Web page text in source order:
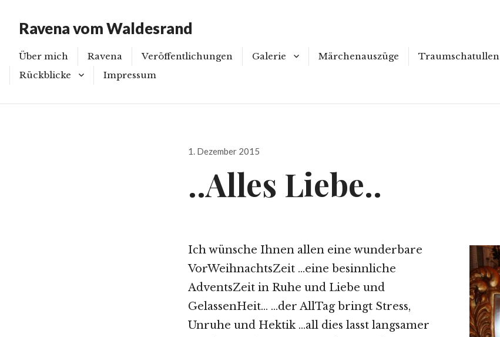
Ravena vom Waldesrand
Über mich Ravena Veröffentlichungen Galerie Märchenauszüge Traumschatullen
Rückblicke
Rückblicke 2015
Impressum
Veröffentlicht
1. Dezember 2015
..Alles Liebe..
Ich wünsche Ihnen allen eine wunderbare
VorWeihnachtsZeit …eine besinnliche
AdventsZeit in Ruhe und Liebe und
GelassenHeit… …der AllTag bringt Stress,
Unruhe und Hektik …all dies lasst langsamer